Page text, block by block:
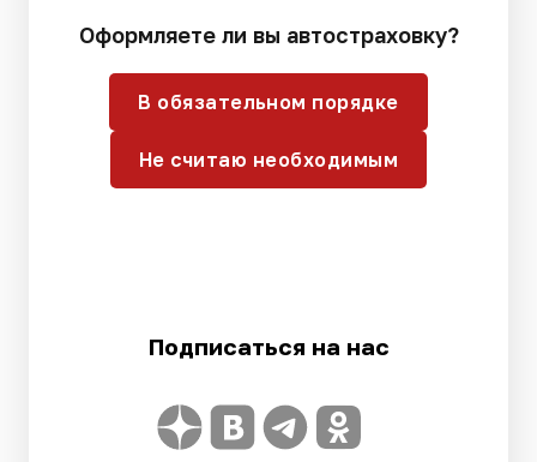
Оформляете ли вы автостраховку?
В обязательном порядке
Не считаю необходимым
Подписаться на нас